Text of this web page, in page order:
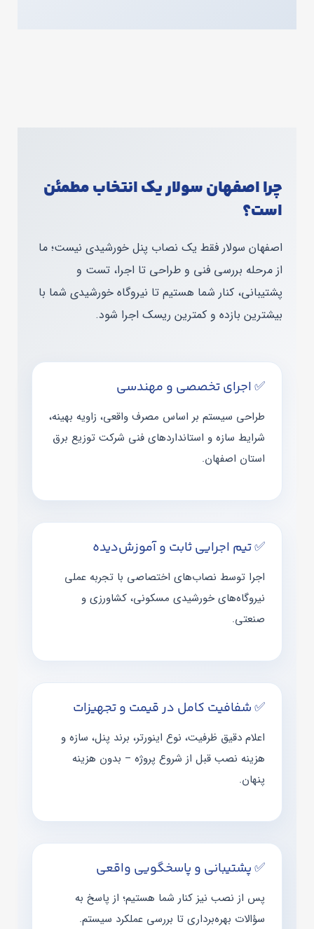
چرا اصفهان سولار یک انتخاب مطمئن
است؟
اصفهان سولار فقط یک نصاب پنل خورشیدی نیست؛ ما
از مرحله بررسی فنی و طراحی تا اجرا، تست و
پشتیبانی، کنار شما هستیم تا نیروگاه خورشیدی شما با
بیشترین بازده و کمترین ریسک اجرا شود.
✅ اجرای تخصصی و مهندسی
طراحی سیستم بر اساس مصرف واقعی، زاویه بهینه،
شرایط سازه و استانداردهای فنی شرکت توزیع برق
استان اصفهان.
✅ تیم اجرایی ثابت و آموزش‌دیده
اجرا توسط نصاب‌های اختصاصی با تجربه عملی
نیروگاه‌های خورشیدی مسکونی، کشاورزی و
صنعتی.
✅ شفافیت کامل در قیمت و تجهیزات
اعلام دقیق ظرفیت، نوع اینورتر، برند پنل، سازه و
هزینه نصب قبل از شروع پروژه – بدون هزینه
پنهان.
✅ پشتیبانی و پاسخگویی واقعی
پس از نصب نیز کنار شما هستیم؛ از پاسخ به
سؤالات بهره‌برداری تا بررسی عملکرد سیستم.